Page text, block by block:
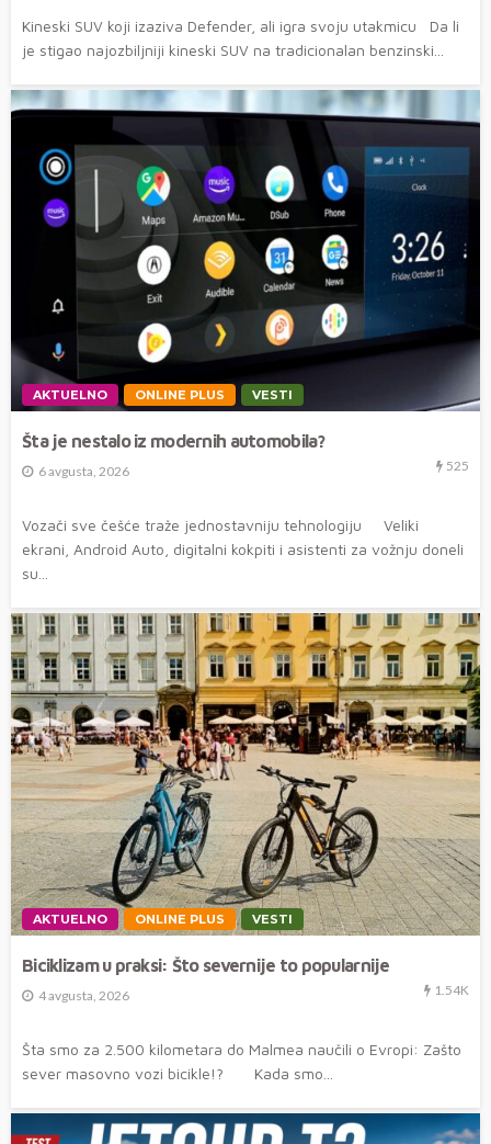
Kineski SUV koji izaziva Defender, ali igra svoju utakmicu Da li
je stigao najozbiljniji kineski SUV na tradicionalan benzinski...
AKTUELNO ONLINE PLUS VESTI
Šta je nestalo iz modernih automobila?
6 avgusta, 2026 525
Vozači sve češće traže jednostavniju tehnologiju Veliki
ekrani, Android Auto, digitalni kokpiti i asistenti za vožnju doneli
su...
AKTUELNO ONLINE PLUS VESTI
Biciklizam u praksi: Što severnije to popularnije
4 avgusta, 2026 1.54K
Šta smo za 2.500 kilometara do Malmea naučili o Evropi: Zašto
sever masovno vozi bicikle!? Kada smo...